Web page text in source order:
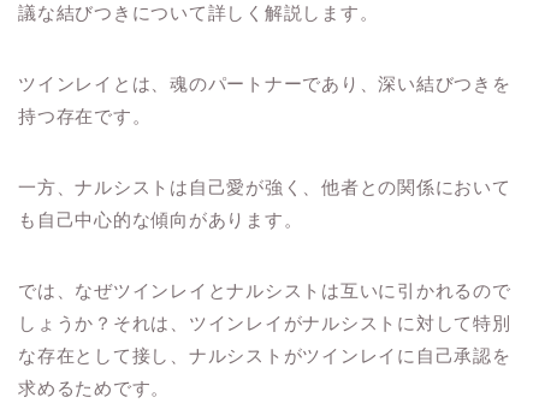
議な結びつきについて詳しく解説します。
ツインレイとは、魂のパートナーであり、深い結びつきを
持つ存在です。
一方、ナルシストは自己愛が強く、他者との関係において
も自己中心的な傾向があります。
では、なぜツインレイとナルシストは互いに引かれるので
しょうか？それは、ツインレイがナルシストに対して特別
な存在として接し、ナルシストがツインレイに自己承認を
求めるためです。